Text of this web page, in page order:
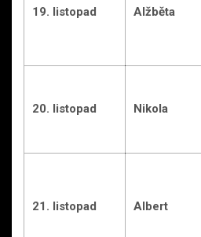
19. listopad Alžběta
20. listopad Nikola
21. listopad Albert